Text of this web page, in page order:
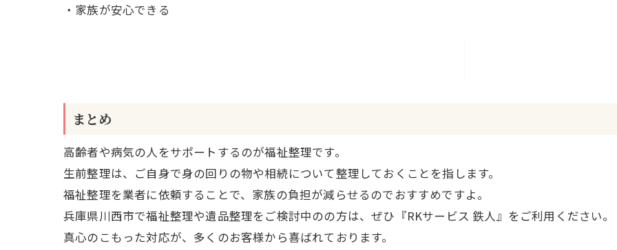
・家族が安心できる
まとめ
高齢者や病気の人をサポートするのが福祉整理です。
生前整理は、ご自身で身の回りの物や相続について整理しておくことを指します。
福祉整理を業者に依頼することで、家族の負担が減らせるのでおすすめですよ。
兵庫県川西市で福祉整理や遺品整理をご検討中のの方は、ぜひ『RKサービス 鉄人』をご利用ください。
真心のこもった対応が、多くのお客様から喜ばれております。